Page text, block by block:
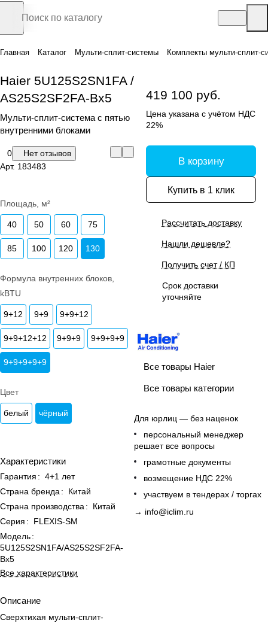
Главная Каталог Мульти-сплит-системы Комплекты мульти-сплит-
Haier 5U125S2SN1FA /
AS25S2SF2FA-Bx5
Мульти-сплит-система с пятью
внутренними блоками
0
Нет отзывов
Арт. 183483
Площадь, м²
40 50 60 75
85 100 120 130
Формула внутренних блоков,
kBTU
9+12 9+9 9+9+12
9+9+12+12 9+9+9 9+9+9+9
9+9+9+9+9
Цвет
белый чёрный
Характеристики
Гарантия : 4+1 лет
Страна бренда :
Китай
Страна производства :
Китай
Серия :
FLEXIS-SM
Модель:
5U125S2SN1FA/AS25S2SF2FA-
Bx5
Все характеристики
Описание
Сверхтихая мульти-сплит-
419 100 руб.
Цена указана с учётом НДС
22%
В корзину
Купить в 1 клик
Рассчитать доставку
Нашли дешевле?
Получить счет / КП
Срок доставки
уточняйте
Все товары Haier
Все товары категории
Для юрлиц — без наценок
персональный менеджер
решает все вопросы
грамотные документы
возмещение НДС 22%
участвуем в тендерах / торгах
→ info@iclim.ru